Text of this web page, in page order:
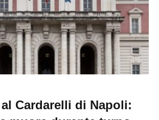
Cardarelli di Napoli: